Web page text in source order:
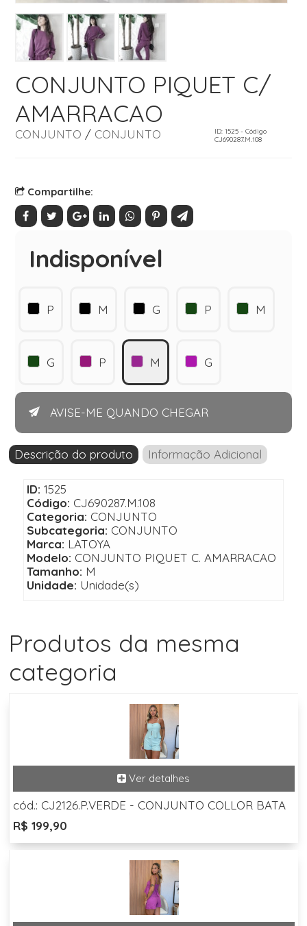
CONJUNTO PIQUET C/
AMARRACAO
CONJUNTO / CONJUNTO
ID: 1525 - Código
CJ690287.M.108
Compartilhe:
Indisponível
P M G P M
G P M G
AVISE-ME QUANDO CHEGAR
Descrição do produto Informação Adicional
ID: 1525
Código: CJ690287.M.108
Categoria: CONJUNTO
Subcategoria: CONJUNTO
Marca: LATOYA
Modelo: CONJUNTO PIQUET C. AMARRACAO
Tamanho: M
Unidade: Unidade(s)
Produtos da mesma
categoria
cód.: CJ2126.P.VERDE - CONJUNTO COLLOR BATA
R$ 199,90